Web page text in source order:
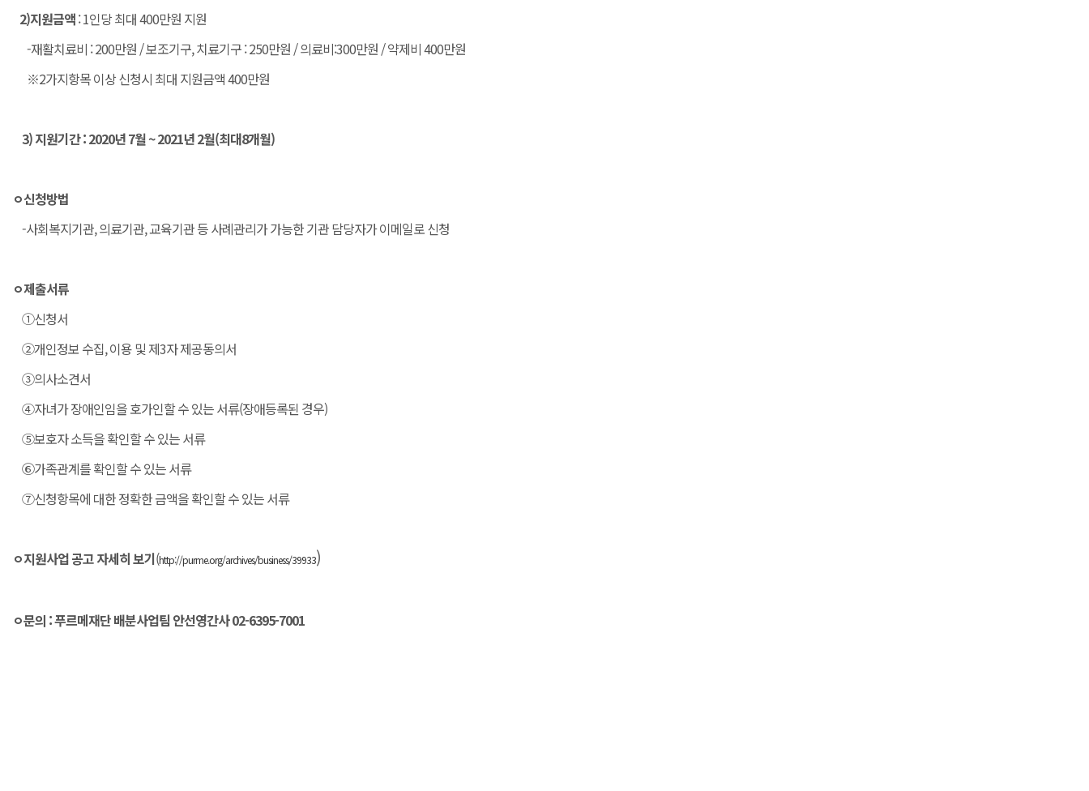
2)지원금액: 1인당 최대 400만원 지원
-재활치료비 : 200만원 / 보조기구, 치료기구 : 250만원 / 의료비:300만원 / 약제비 400만원
※2가지항목 이상 신청시 최대 지원금액 400만원
3) 지원기간 : 2020년 7월 ~ 2021년 2월(최대8개월)
ㅇ신청방법
-사회복지기관, 의료기관, 교육기관 등 사례관리가 가능한 기관 담당자가 이메일로 신청
ㅇ제출서류
①신청서
②개인정보 수집, 이용 및 제3자 제공동의서
③의사소견서
④자녀가 장애인임을 호가인할 수 있는 서류(장애등록된 경우)
⑤보호자 소득을 확인할 수 있는 서류
⑥가족관계를 확인할 수 있는 서류
⑦신청항목에 대한 정확한 금액을 확인할 수 있는 서류
ㅇ지원사업 공고 자세히 보기(http://purme.org/archives/business/39933)
ㅇ문의 : 푸르메재단 배분사업팀 안선영간사 02-6395-7001